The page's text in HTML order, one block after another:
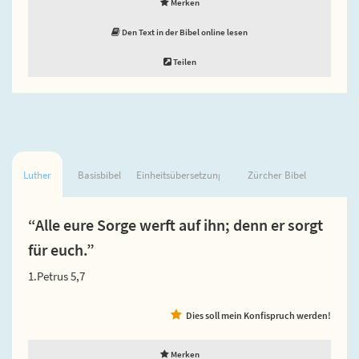
Den Text in der Bibel online lesen
Teilen
Luther Basisbibel Einheitsübersetzung Zürcher Bibel
“Alle eure Sorge werft auf ihn; denn er sorgt
für euch.”
1.Petrus 5,7
Dies soll mein Konfispruch werden!
Merken